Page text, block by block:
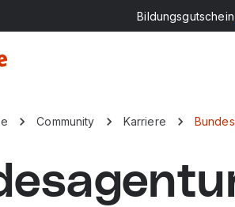
Bildungsgutschein
Community Karriere